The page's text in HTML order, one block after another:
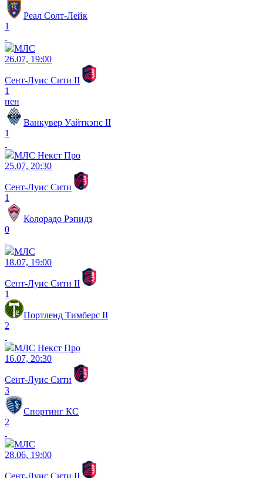
Реал Солт-Лейк
1
МЛС
26.07, 19:00
Сент-Луис Сити II
1
пен
Ванкувер Уайткэпс II
1
МЛС Некст Про
25.07, 20:30
Сент-Луис Сити
1
Колорадо Рэпидз
0
МЛС
18.07, 19:00
Сент-Луис Сити II
1
Портленд Тимберс II
2
МЛС Некст Про
16.07, 20:30
Сент-Луис Сити
3
Спортинг КС
2
МЛС
28.06, 19:00
Сент-Луис Сити II